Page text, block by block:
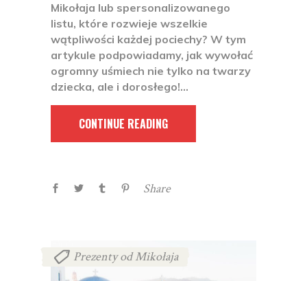
Mikołaja lub spersonalizowanego
listu, które rozwieje wszelkie
wątpliwości każdej pociechy? W tym
artykule podpowiadamy, jak wywołać
ogromny uśmiech nie tylko na twarzy
dziecka, ale i dorosłego!
CONTINUE READING
Share
Prezenty od Mikołaja